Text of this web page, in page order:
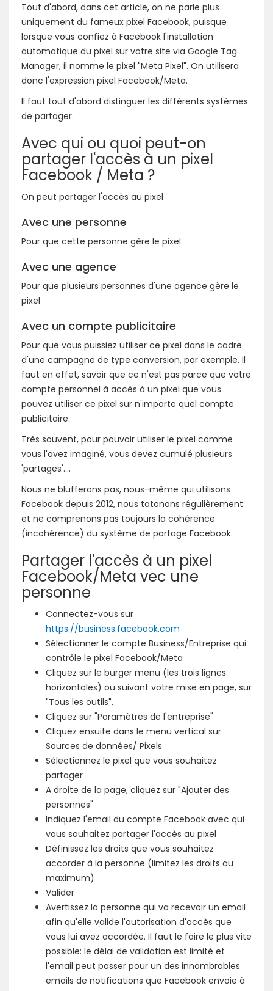
Tout d'abord, dans cet article, on ne parle plus
uniquement du fameux pixel Facebook, puisque
lorsque vous confiez à Facebook l'installation
automatique du pixel sur votre site via Google Tag
Manager, il nomme le pixel "Meta Pixel". On utilisera
donc l'expression pixel Facebook/Meta.
Il faut tout d'abord distinguer les différents systèmes
de partager.
Avec qui ou quoi peut-on
partager l'accès à un pixel
Facebook / Meta ?
On peut partager l'accès au pixel
Avec une personne
Pour que cette personne gère le pixel
Avec une agence
Pour que plusieurs personnes d'une agence gère le
pixel
Avec un compte publicitaire
Pour que vous puissiez utiliser ce pixel dans le cadre
d'une campagne de type conversion, par exemple. Il
faut en effet, savoir que ce n'est pas parce que votre
compte personnel à accès à un pixel que vous
pouvez utiliser ce pixel sur n'importe quel compte
publicitaire.
Très souvent, pour pouvoir utiliser le pixel comme
vous l'avez imaginé, vous devez cumulé plusieurs
'partages'....
Nous ne blufferons pas, nous-même qui utilisons
Facebook depuis 2012, nous tatonons régulièrement
et ne comprenons pas toujours la cohérence
(incohérence) du système de partage Facebook.
Partager l'accès à un pixel
Facebook/Meta vec une
personne
Connectez-vous sur
https://business.facebook.com
Sélectionner le compte Business/Entreprise qui
contrôle le pixel Facebook/Meta
Cliquez sur le burger menu (les trois lignes
horizontales) ou suivant votre mise en page, sur
"Tous les outils".
Cliquez sur "Paramètres de l'entreprise"
Cliquez ensuite dans le menu vertical sur
Sources de données/ Pixels
Sélectionnez le pixel que vous souhaitez
partager
A droite de la page, cliquez sur "Ajouter des
personnes"
Indiquez l'email du compte Facebook avec qui
vous souhaitez partager l'accès au pixel
Définissez les droits que vous souhaitez
accorder à la personne (limitez les droits au
maximum)
Valider
Avertissez la personne qui va recevoir un email
afin qu'elle valide l'autorisation d'accès que
vous lui avez accordée. Il faut le faire le plus vite
possible: le délai de validation est limité et
l'email peut passer pour un des innombrables
emails de notifications que Facebook envoie à